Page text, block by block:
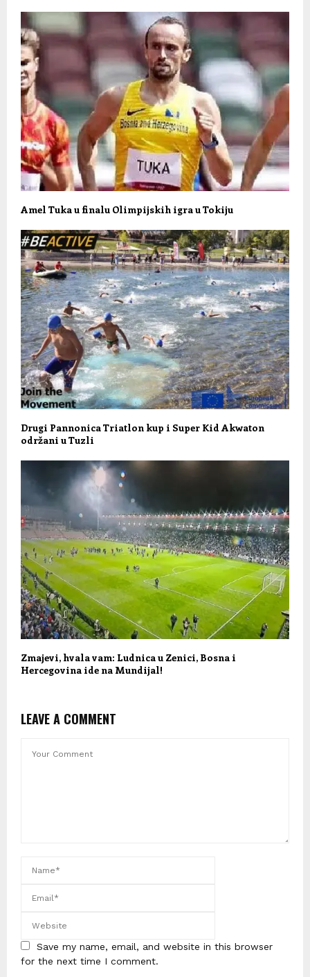
Amel Tuka u finalu Olimpijskih igra u Tokiju
Drugi Pannonica Triatlon kup i Super Kid Akwaton
održani u Tuzli
Zmajevi, hvala vam: Ludnica u Zenici, Bosna i
Hercegovina ide na Mundijal!
LEAVE A COMMENT
Save my name, email, and website in this browser
for the next time I comment.